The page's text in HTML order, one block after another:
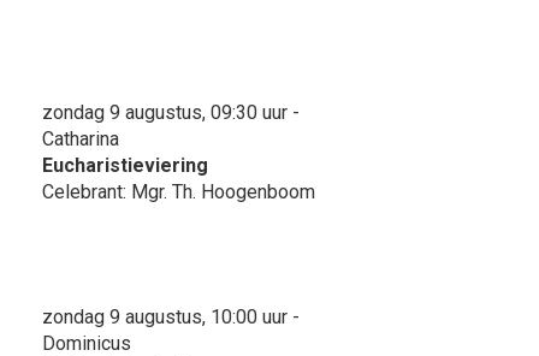
zondag 9 augustus, 09:30 uur -
Catharina
Eucharistieviering
Celebrant: Mgr. Th. Hoogenboom
zondag 9 augustus, 10:00 uur -
Dominicus